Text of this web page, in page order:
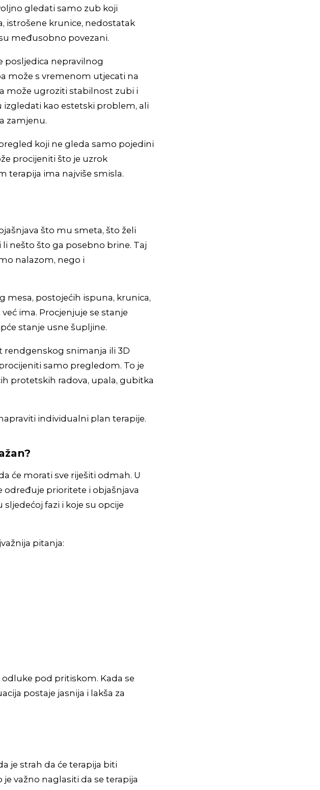
gledati samo zub koji
istrošene krunice, nedostatak
međusobno povezani.
posljedica nepravilnog
može s vremenom utjecati na
može ugroziti stabilnost zubi i
kao estetski problem, ali
zamjenu.
koji ne gleda samo pojedini
procijeniti što je uzrok
terapija ima najviše smisla.
što mu smeta, što želi
nešto što ga posebno brine. Taj
nalazom, nego i
mesa, postojećih ispuna, krunica,
ima. Procjenjuje se stanje
stanje usne šupljine.
rendgenskog snimanja ili 3D
samo pregledom. To je
protetskih radova, upala, gubitka
individualni plan terapije.
će morati sve riješiti odmah. U
određuje prioritete i objašnjava
fazi i koje su opcije
pitanja:
pod pritiskom. Kada se
postaje jasnija i lakša za
je strah da će terapija biti
važno naglasiti da se terapija